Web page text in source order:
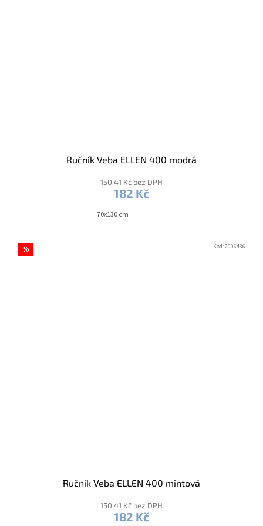
Ručník Veba ELLEN 400 modrá
150,41 Kč bez DPH
182 Kč
70x130 cm
%
Ručník Veba ELLEN 400 mintová
150,41 Kč bez DPH
182 Kč
Kód:2006436